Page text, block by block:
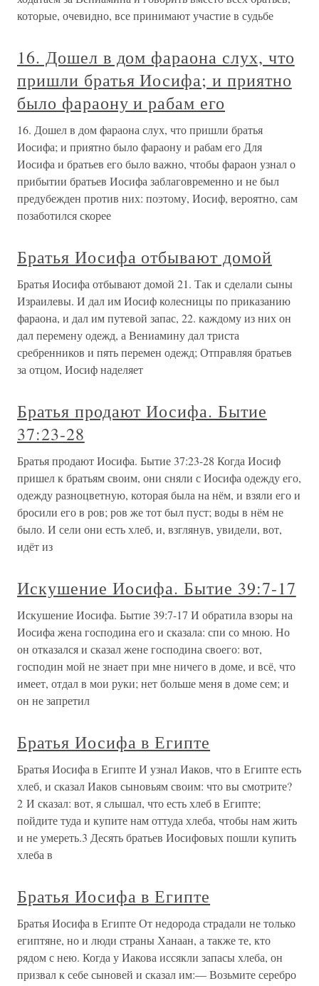
которые, очевидно, все принимают участие в судьбе
16. Дошел в дом фараона слух, что
пришли братья Иосифа; и приятно
было фараону и рабам его
16. Дошел в дом фараона слух, что пришли братья
Иосифа; и приятно было фараону и рабам его Для
Иосифа и братьев его было важно, чтобы фараон узнал о
прибытии братьев Иосифа заблаговременно и не был
предубежден против них: поэтому, Иосиф, вероятно, сам
позаботился скорее
Братья Иосифа отбывают домой
Братья Иосифа отбывают домой 21. Так и сделали сыны
Израилевы. И дал им Иосиф колесницы по приказанию
фараона, и дал им путевой запас, 22. каждому из них он
дал перемену одежд, а Вениамину дал триста
сребренников и пять перемен одежд; Отправляя братьев
за отцом, Иосиф наделяет
Братья продают Иосифа. Бытие
37:23-28
Братья продают Иосифа. Бытие 37:23-28 Когда Иосиф
пришел к братьям своим, они сняли с Иосифа одежду его,
одежду разноцветную, которая была на нём, и взяли его и
бросили его в ров; ров же тот был пуст; воды в нём не
было. И сели они есть хлеб, и, взглянув, увидели, вот,
идёт из
Искушение Иосифа. Бытие 39:7-17
Искушение Иосифа. Бытие 39:7-17 И обратила взоры на
Иосифа жена господина его и сказала: спи со мною. Но
он отказался и сказал жене господина своего: вот,
господин мой не знает при мне ничего в доме, и всё, что
имеет, отдал в мои руки; нет больше меня в доме сем; и
он не запретил
Братья Иосифа в Египте
Братья Иосифа в Египте И узнал Иаков, что в Египте есть
хлеб, и сказал Иаков сыновьям своим: что вы смотрите?
2 И сказал: вот, я слышал, что есть хлеб в Египте;
пойдите туда и купите нам оттуда хлеба, чтобы нам жить
и не умереть.3 Десять братьев Иосифовых пошли купить
хлеба в
Братья Иосифа в Египте
Братья Иосифа в Египте От недорода страдали не только
египтяне, но и люди страны Ханаан, а также те, кто
рядом с нею. Когда у Иакова иссякли запасы хлеба, он
призвал к себе сыновей и сказал им:— Возьмите серебро